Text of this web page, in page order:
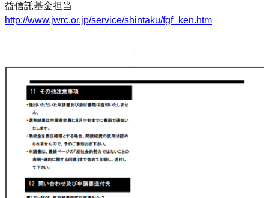
益信託基金担当
http://www.jwrc.or.jp/service/shintaku/fgf_ken.htm